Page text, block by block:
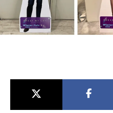
アニメ映画一覧
今期アニメ曜日別一覧
男性声優/女性声優一覧